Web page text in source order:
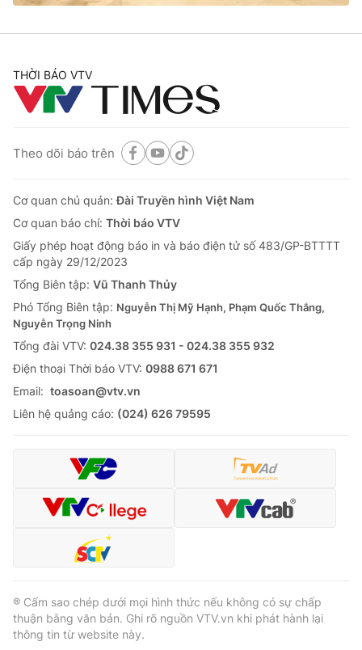
Tư vấn
Chuyên mục khác
Photo Infographic
Video Shorts video
VTV Money VTV Thể thao
VTV Sức khoẻ Bất động sản
Thị trường 24h
VTV4 Vươn mình bằng AI
VTV9
Theo dõi báo trên
THỜI BÁO VTV
Theo dõi báo trên
Cơ quan chủ quản:Đài Truyền hình Việt Nam
Cơ quan báo chí: Thời báo VTV
Giấy phép hoạt động báo in và báo điện tử số 483/GP-BTTTT
cấp ngày 29/12/2023
Tổng Biên tập: Vũ Thanh Thủy
Phó Tổng Biên tập: Nguyễn Thị Mỹ Hạnh, Phạm Quốc Thắng,
Nguyễn Trọng Ninh
Tổng đài VTV: 024.38 355 931 - 024.38 355 932
Ðiện thoại Thời báo VTV: 0988 671 671
Email: toasoan@vtv.vn
Liên hệ quảng cáo: (024) 626 79595
® Cấm sao chép dưới mọi hình thức nếu không có sự chấp
thuận bằng văn bản. Ghi rõ nguồn VTV.vn khi phát hành lại
thông tin từ website này.